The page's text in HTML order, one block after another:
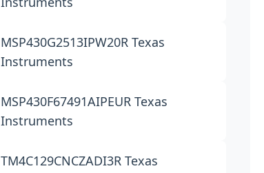
MSP430G2513IPW20RTexas
Instruments
MSP430F67491AIPEURTexas
Instruments
TM4C129CNCZADI3RTexas